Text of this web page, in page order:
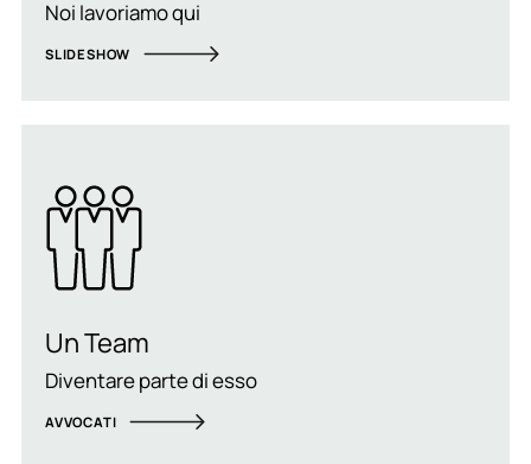
Noi lavoriamo qui
SLIDESHOW
Un Team
Diventare parte di esso
AVVOCATI